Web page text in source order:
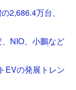
2,686.4万台、
NIO、小鵬など
EVの発展トレン